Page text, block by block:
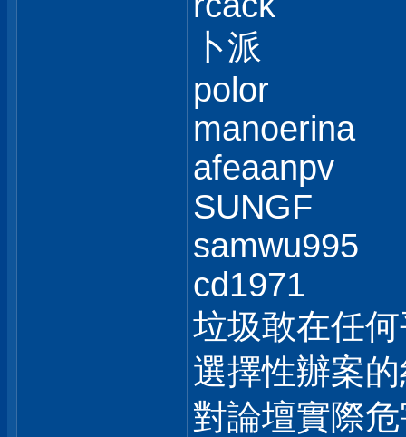
卜派
polor
manoerina
afeaanpv
SUNGF
samwu995
cd1971
垃圾敢在任
選擇性辦案
對論壇實際